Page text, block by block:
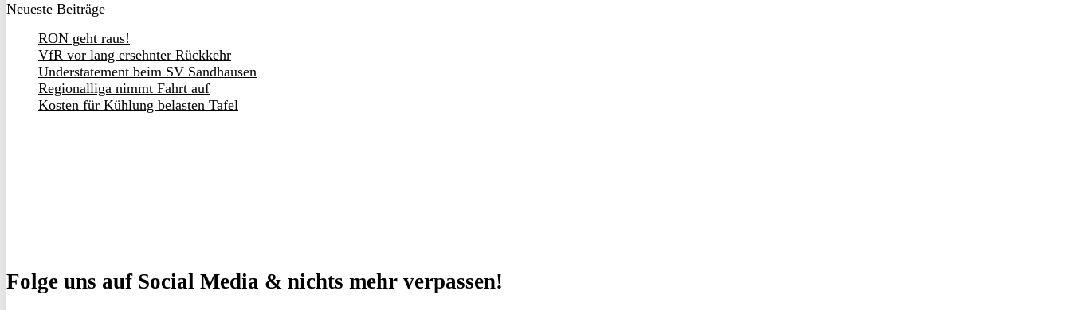
Neueste Beiträge
RON geht raus!
VfR vor lang ersehnter Rückkehr
Understatement beim SV Sandhausen
Regionalliga nimmt Fahrt auf
Kosten für Kühlung belasten Tafel
Folge uns auf Social Media & nichts mehr verpassen!